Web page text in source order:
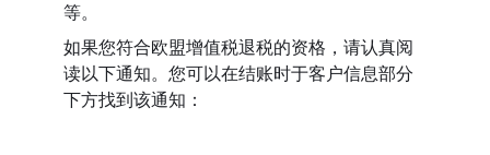
等。
如果您符合欧盟增值税退税的资格，请认真阅
读以下通知。您可以在结账时于客户信息部分
下方找到该通知：